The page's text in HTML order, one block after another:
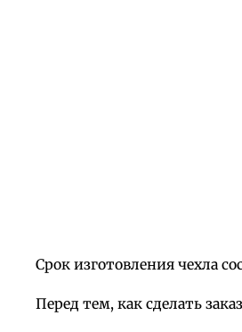
Срок изготовления чехла
Перед тем, как сделать